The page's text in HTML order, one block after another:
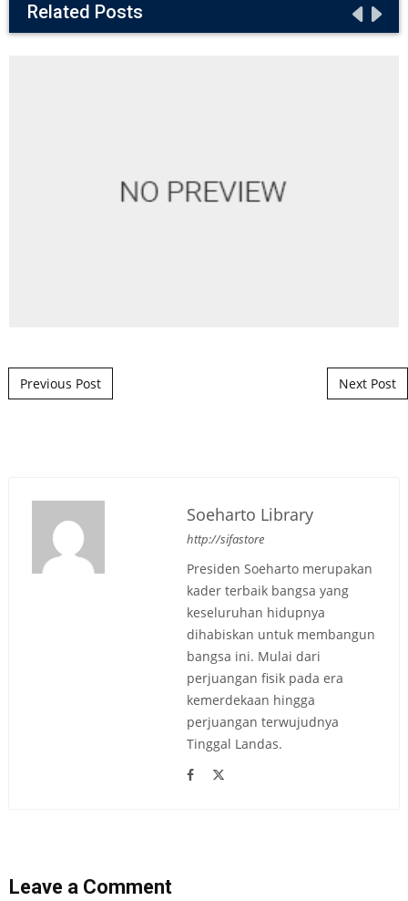
Related Posts
Post navigation
Previous Post Next Post
Soeharto Library
http://sifastore
Presiden Soeharto merupakan
kader terbaik bangsa yang
keseluruhan hidupnya
dihabiskan untuk membangun
bangsa ini. Mulai dari
perjuangan fisik pada era
kemerdekaan hingga
perjuangan terwujudnya
Tinggal Landas.
Leave a Comment